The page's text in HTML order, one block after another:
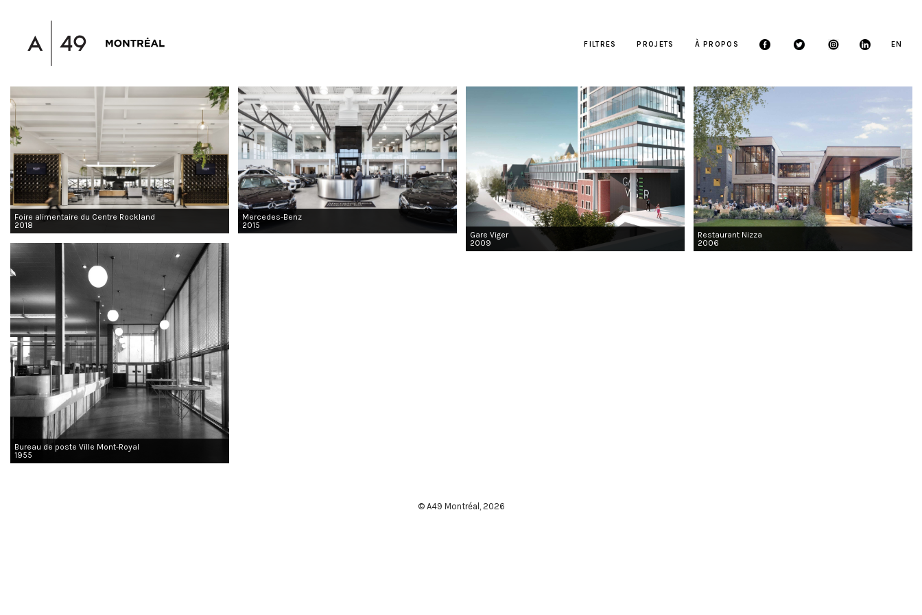
PROJETS À PROPOS EN
FILTRES
Foire alimentaire du Centre Rockland
2018
Mercedes-Benz
2015
Gare Viger
2009
Restaurant Nizza
2006
Bureau de poste Ville Mont-Royal
1955
© A49 Montréal, 2026